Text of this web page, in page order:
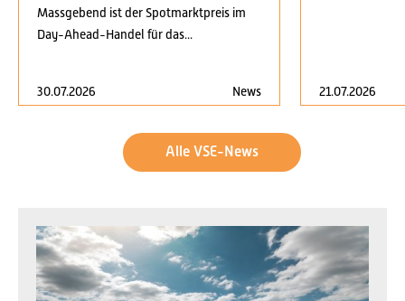
Massgebend ist der Spotmarktpreis im
Day-Ahead-Handel für das...
30.07.2026 News 21.07.2026
Alle VSE-News